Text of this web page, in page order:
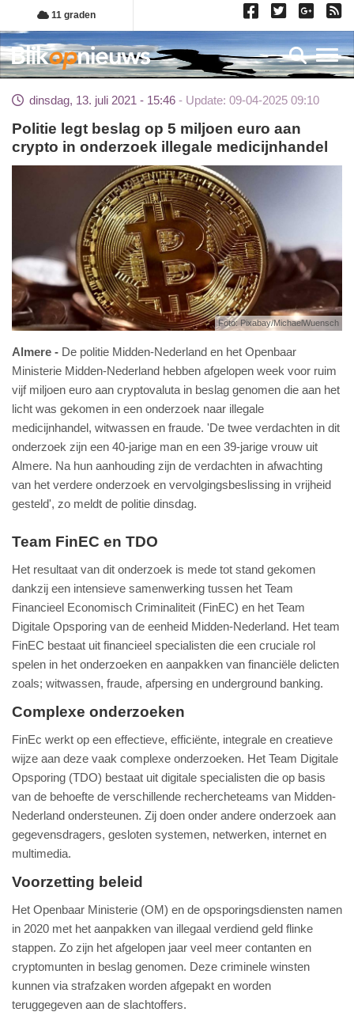
Overslaan
en
naar
de
gaan
11 graden
dinsdag, 13. juli 2021 - 15:46 Update: 09-04-2025 09:10
Politie legt beslag op 5 miljoen euro aan
crypto in onderzoek illegale medicijnhandel
Foto: Pixabay/MichaelWuensch
Almere
De politie Midden-Nederland en het Openbaar
Ministerie Midden-Nederland hebben afgelopen week voor ruim
vijf miljoen euro aan cryptovaluta in beslag genomen die aan het
licht was gekomen in een onderzoek naar illegale
medicijnhandel, witwassen en fraude. 'De twee verdachten in dit
onderzoek zijn een 40-jarige man en een 39-jarige vrouw uit
Almere. Na hun aanhouding zijn de verdachten in afwachting
van het verdere onderzoek en vervolgingsbeslissing in vrijheid
gesteld', zo meldt de politie dinsdag.
Team FinEC en TDO
Het resultaat van dit onderzoek is mede tot stand gekomen
dankzij een intensieve samenwerking tussen het Team
Financieel Economisch Criminaliteit (FinEC) en het Team
Digitale Opsporing van de eenheid Midden-Nederland. Het team
FinEC bestaat uit financieel specialisten die een cruciale rol
spelen in het onderzoeken en aanpakken van financiële delicten
zoals; witwassen, fraude, afpersing en underground banking.
Complexe onderzoeken
FinEc werkt op een effectieve, efficiënte, integrale en creatieve
wijze aan deze vaak complexe onderzoeken. Het Team Digitale
Opsporing (TDO) bestaat uit digitale specialisten die op basis
van de behoefte de verschillende rechercheteams van Midden-
Nederland ondersteunen. Zij doen onder andere onderzoek aan
gegevensdragers, gesloten systemen, netwerken, internet en
multimedia.
Voorzetting beleid
Het Openbaar Ministerie (OM) en de opsporingsdiensten namen
in 2020 met het aanpakken van illegaal verdiend geld flinke
stappen. Zo zijn het afgelopen jaar veel meer contanten en
cryptomunten in beslag genomen. Deze criminele winsten
kunnen via strafzaken worden afgepakt en worden
teruggegeven aan de slachtoffers.